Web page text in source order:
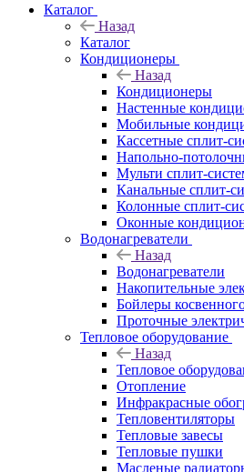
Каталог
Назад
Каталог
Кондиционеры
Назад
Кондиционеры
Настенные
Мобильные
Кассетные сплит-
Напольно-
Мульти сплит-
Канальные сплит-
Колонные сплит-
Оконные
Водонагреватели
Назад
Водонагреватели
Накопительные
Бойлеры
Проточные
Тепловое оборудование
Назад
Тепловое
Отопление
Инфракрасные
Тепловентиляторы
Тепловые завесы
Тепловые пушки
Масленые